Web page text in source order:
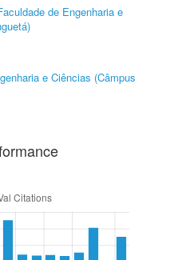
de Engenharia e
e Ciências (Câmpus